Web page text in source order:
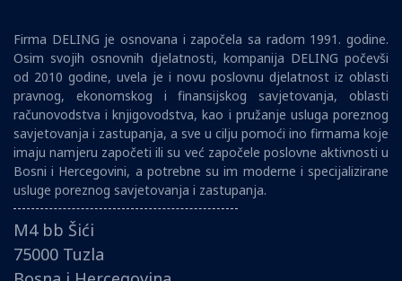
Firma DELING je osnovana i započela sa radom 1991. godine.
Osim svojih osnovnih djelatnosti, kompanija DELING počevši
od 2010 godine, uvela je i novu poslovnu djelatnost iz oblasti
pravnog, ekonomskog i finansijskog savjetovanja, oblasti
računovodstva i knjigovodstva, kao i pružanje usluga poreznog
savjetovanja i zastupanja, a sve u cilju pomoći ino firmama koje
imaju namjeru započeti ili su već započele poslovne aktivnosti u
Bosni i Hercegovini, a potrebne su im moderne i specijalizirane
usluge poreznog savjetovanja i zastupanja.
M4 bb Šići
75000 Tuzla